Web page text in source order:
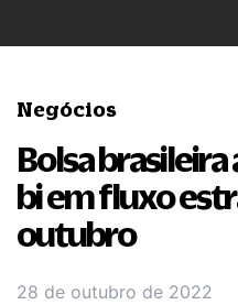
Negócios
Bolsa brasileira
bi em fluxo
outubro
28 de outubro de 2022